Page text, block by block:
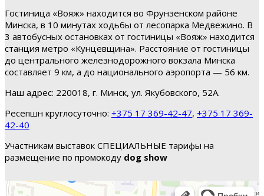
Гостиница «Вояж» находится во Фрунзенском районе
Минска, в 10 минутах ходьбы от лесопарка Медвежино. В
3 автобусных остановках от гостиницы «Вояж» находится
станция метро «Кунцевщина». Расстояние от гостиницы
до центрального железнодорожного вокзала Минска
составляет 9 км, а до национального аэропорта — 56 км.
Наш адрес: 220018, г. Минск, ул. Якубовского, 52А.
Ресепшн круглосуточно: +375 17 369-42-47, +375 17 369-
42-40
Участникам выставок СПЕЦИАЛЬНЫЕ тарифы на
размещение по промокоду dog show